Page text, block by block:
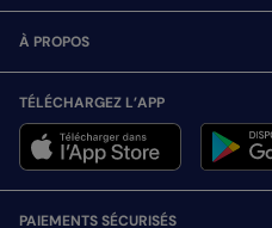
À PROPOS
TÉLÉCHARGEZ L’APP
PAIEMENTS SÉCURISÉS